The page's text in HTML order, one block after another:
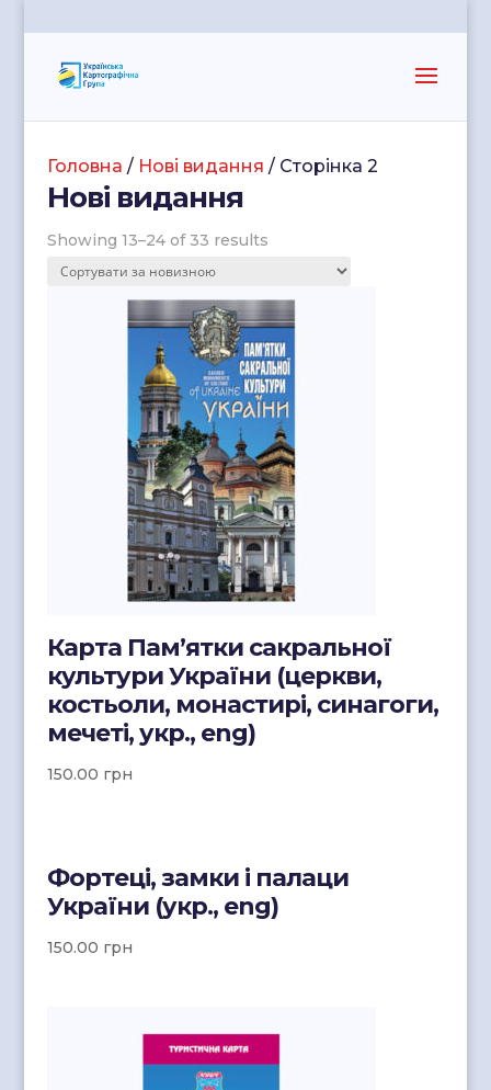
Головна / Нові видання / Сторінка 2
Нові видання
Showing 13–24 of 33 results
Карта Пам’ятки сакральної
культури України (церкви,
костьоли, монастирі, синагоги,
мечеті, укр., eng)
150.00 грн
Фортеці, замки і палаци
України (укр., eng)
150.00 грн